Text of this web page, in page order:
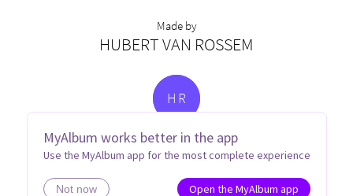
MyAlbum works better in the app
Use the MyAlbum app for the most complete experience
Not now Open the MyAlbum app
Made by
HUBERT VAN ROSSEM
H R